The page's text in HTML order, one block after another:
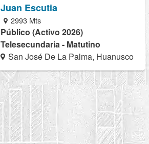
Juan Escutia
2993 Mts
Público (Activo 2026)
Telesecundaria - Matutino
San José De La Palma, Huanusco